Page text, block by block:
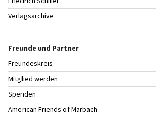
Verlagsarchive
Freunde und Partner
Freundeskreis
Mitglied werden
Spenden
American Friends of Marbach